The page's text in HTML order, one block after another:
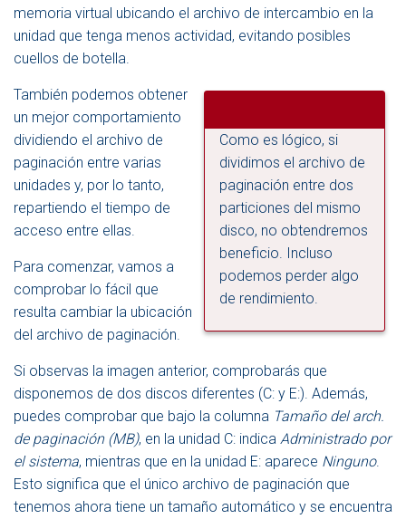
memoria virtual ubicando el archivo de intercambio en la
unidad que tenga menos actividad, evitando posibles
cuellos de botella.
Como es lógico, si
dividimos el archivo de
paginación entre dos
particiones del mismo
disco, no obtendremos
beneficio. Incluso
podemos perder algo
de rendimiento.
También podemos obtener
un mejor comportamiento
dividiendo el archivo de
paginación entre varias
unidades y, por lo tanto,
repartiendo el tiempo de
acceso entre ellas.
Para comenzar, vamos a
comprobar lo fácil que
resulta cambiar la ubicación
del archivo de paginación.
Si observas la imagen anterior, comprobarás que
disponemos de dos discos diferentes (C: y E:). Además,
puedes comprobar que bajo la columna Tamaño del arch.
de paginación (MB), en la unidad C: indica Administrado por
el sistema, mientras que en la unidad E: aparece Ninguno.
Esto significa que el único archivo de paginación que
tenemos ahora tiene un tamaño automático y se encuentra